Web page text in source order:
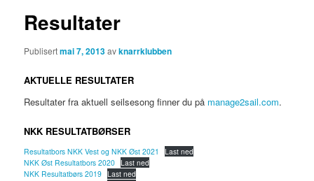
Resultater
Publisertmai 7, 2013avknarrklubben
AKTUELLE RESULTATER
Resultater fra aktuell seilsesong finner du på manage2sail.com.
NKK RESULTATBØRSER
Resultatbors NKK Vest og NKK Øst 2021
Last ned
NKK Øst Resultatbors 2020 Last ned
NKK Resultatbørs 2019 Last ned